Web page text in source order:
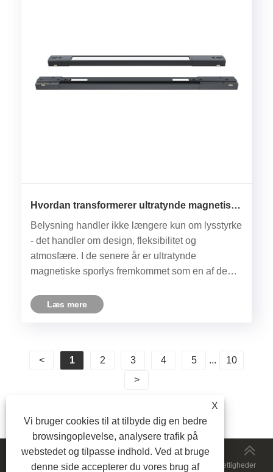
Hvordan transformerer ultratynde magnetiske
Belysning handler ikke længere kun om lysstyrke
- det handler om design, fleksibilitet og
atmosfære. I de senere år er ultratynde
magnetiske sporlys fremkommet som en af ​​de
og gæstfrihedsrum. Ved at kombinere moderne
æstetik med avanceret funktion......
Læs mere
< 1 2 3 4 5 ...
10
>
Copyright © 2024 JiuRong Lighting Technology Co., Ltd. Alle rettigheder
X
Vi bruger cookies til at tilbyde dig en bedre
browsingoplevelse, analysere trafik på
webstedet og tilpasse indhold. Ved at bruge
denne side accepterer du vores brug af